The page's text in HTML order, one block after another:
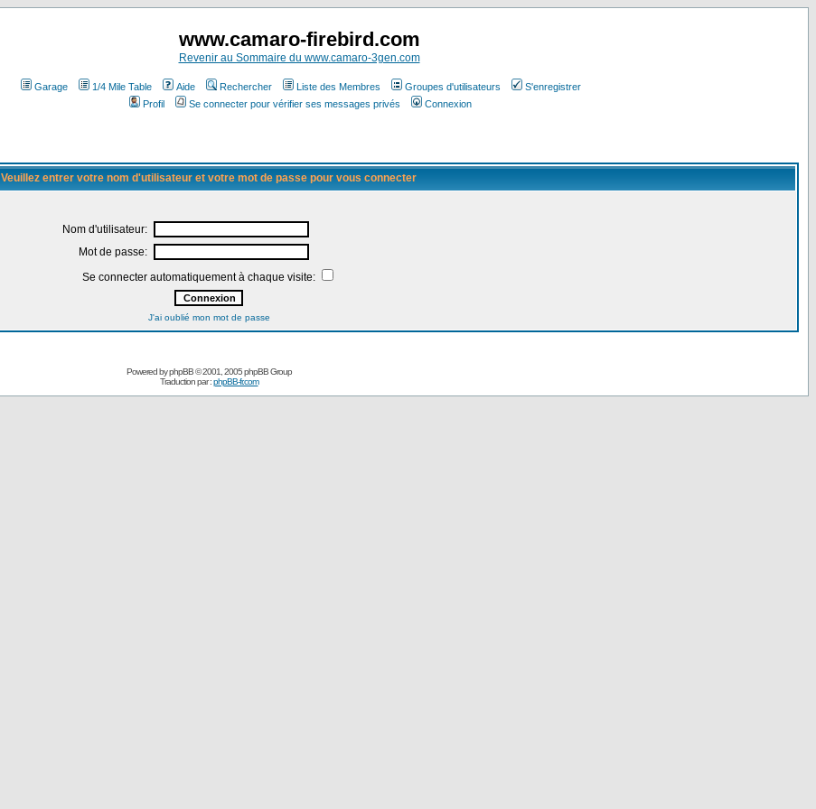
www.camaro-firebird.com
Revenir au Sommaire du www.camaro-3gen.com
Garage 1/4 Mile Table Aide Rechercher Liste des Membres Groupes d'utilisateurs
S'enregistrer
Profil
Se connecter pour vérifier ses messages privés Connexion
Veuillez entrer votre nom d'utilisateur et votre mot de passe pour vous connecter
Nom d'utilisateur:
Mot de passe:
Se connecter automatiquement à chaque visite:
J'ai oublié mon mot de passe
Powered byphpBB© 2001, 2005 phpBB Group
Traduction par :phpBB-fr.com